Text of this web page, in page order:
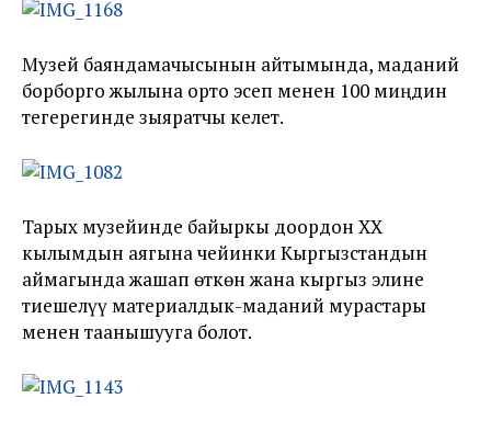
Музей баяндамачысынын айтымында, маданий
борборго жылына орто эсеп менен 100 миңдин
тегерегинде зыяратчы келет.
Тарых музейинде байыркы доордон XX
кылымдын аягына чейинки Кыргызстандын
аймагында жашап өткөн жана кыргыз элине
тиешелүү материалдык-маданий мурастары
менен таанышууга болот.